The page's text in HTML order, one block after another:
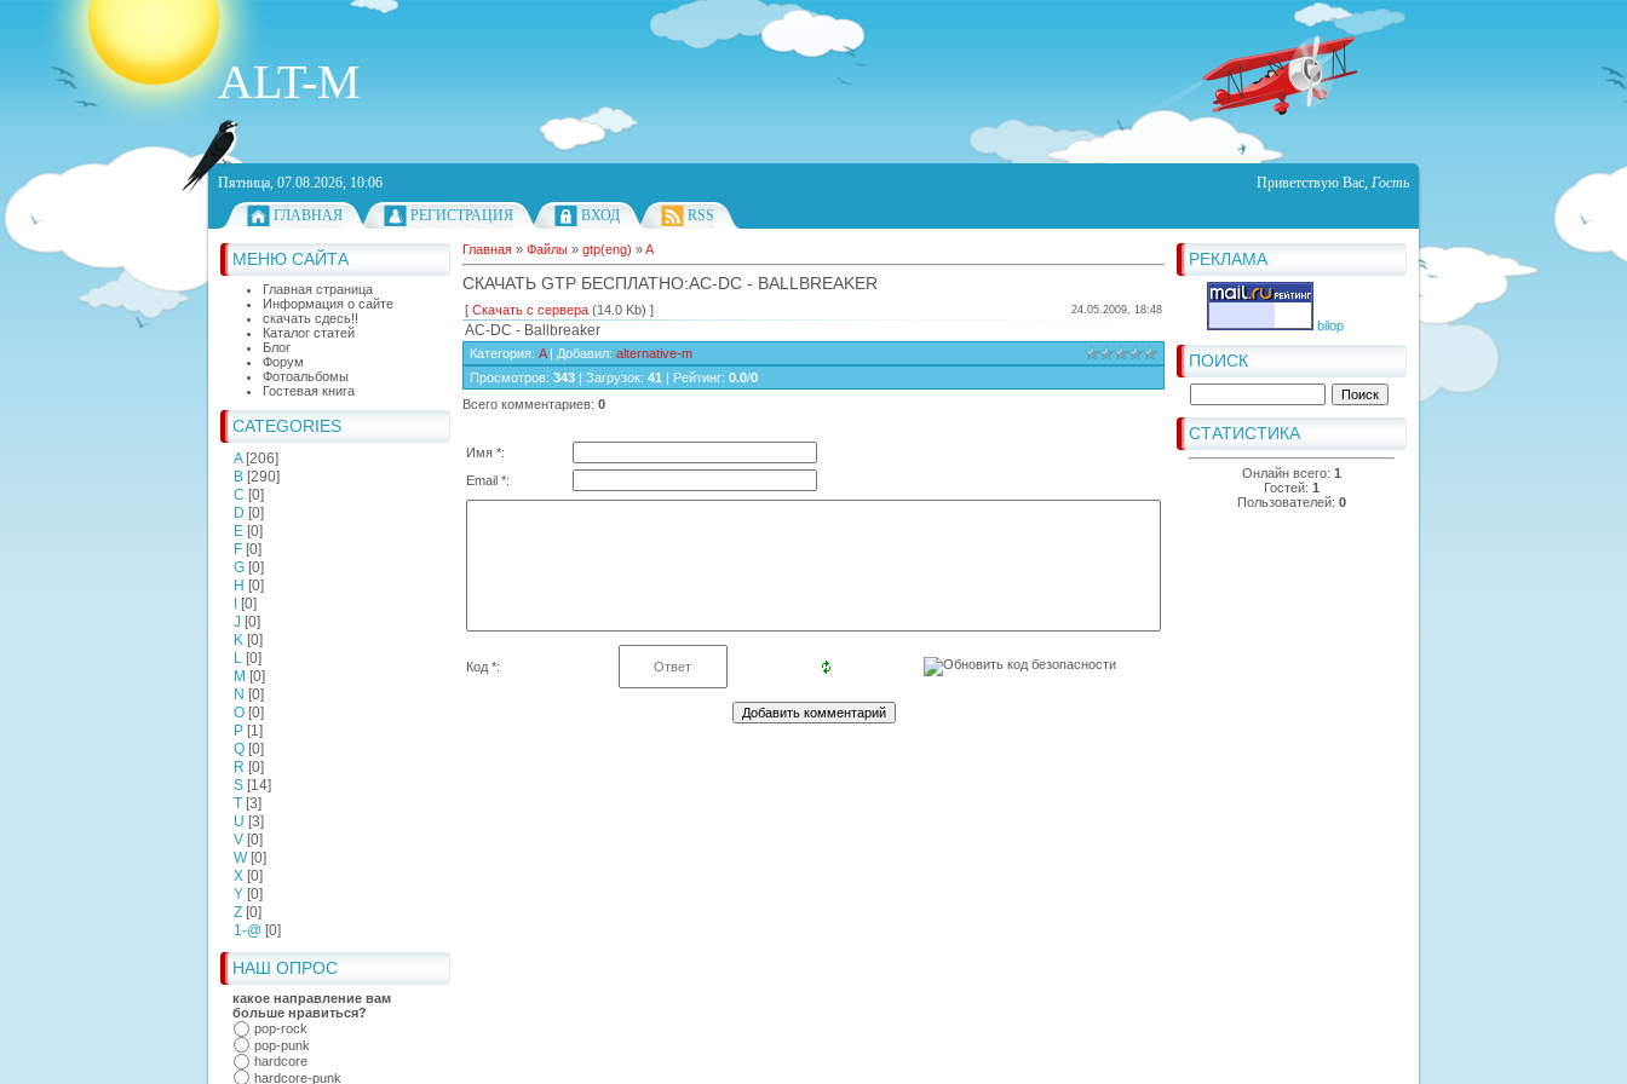
ALT-M
Пятница, 07.08.2026, 10:06 Приветствую Вас, Гость
ГЛАВНАЯ
РЕГИСТРАЦИЯ ВХОД RSS
МЕНЮ САЙТА
Главная страница
Информация о сайте
скачать сдесь!!
Каталог статей
Блог
Форум
Фотоальбомы
Гостевая книга
CATEGORIES
A [206]
B [290]
C [0]
D [0]
E [0]
F [0]
G [0]
H [0]
[0]
J [0]
K [0]
L [0]
M [0]
N [0]
O [0]
P [1]
Q [0]
R [0]
S [14]
T [3]
U [3]
V [0]
W [0]
X [0]
Y [0]
Z [0]
1-@ [0]
НАШ ОПРОС
какое направление вам
больше нравиться?
pop-rock
pop-punk
hardcore
hardcore-punk
РЕКЛАМА
bilop
ПОИСК
СТАТИСТИКА
Онлайн всего: 1
Гостей: 1
Пользователей: 0
Главная » Файлы » gtp(eng) »A
СКАЧАТЬ GTP БЕСПЛАТНО:AC-DC - BALLBREAKER
[ Скачать с сервера (14.0 Kb) ] 24.05.2009, 18:48
AC-DC - Ballbreaker
Категория: A| Добавил: alternative-m
Просмотров: 343 | Загрузок: 41 | Рейтинг: 0.0/0
Всего комментариев: 0
Имя *:
Email *:
Код *: